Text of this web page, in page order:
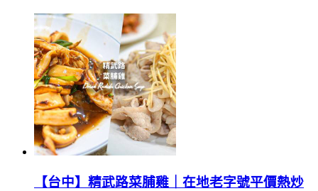
【台中】精武路菜脯雞｜在地老字號平價熱炒